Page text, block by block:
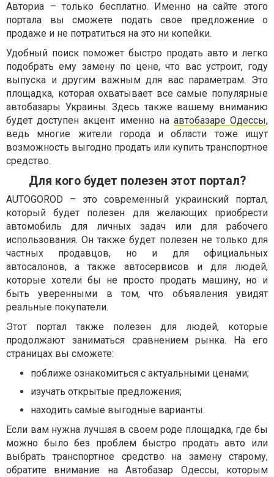
Авториа – только бесплатно. Именно на сайте этого
портала вы сможете подать свое предложение о
продаже и не потратиться на это ни копейки.
Удобный поиск поможет быстро продать авто и легко
подобрать ему замену по цене, что вас устроит, году
выпуска и другим важным для вас параметрам. Это
площадка, которая охватывает все самые популярные
автобазары Украины. Здесь также вашему вниманию
будет доступен акцент именно на автобазаре Одессы,
ведь многие жители города и области тоже ищут
возможность выгодно продать или купить транспортное
средство.
Для кого будет полезен этот портал?
AUTOGOROD – это современный украинский портал,
который будет полезен для желающих приобрести
автомобиль для личных задач или для рабочего
использования. Он также будет полезен не только для
частных продавцов, но и для официальных
автосалонов, а также автосервисов и для людей,
которые хотели бы не просто продать машину, но и
быть уверенными в том, что объявления увидят
реальные покупатели.
Этот портал также полезен для людей, которые
продолжают заниматься сравнением рынка. На его
страницах вы сможете:
поближе ознакомиться с актуальными ценами;
изучать открытые предложения;
находить самые выгодные варианты.
Если вам нужна лучшая в своем роде площадка, где бы
можно было без проблем быстро продать авто или
выбрать транспортное средство на замену старому,
обратите внимание на Автобазар Одессы, которым